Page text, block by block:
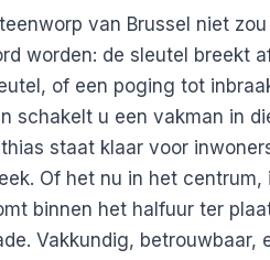
van Brussel niet
worden: de sleutel breekt
of een poging tot
schakelt u een vakman in
staat klaar voor
Of het nu in het centrum,
binnen het halfuur ter
Vakkundig, betrouwbaar,